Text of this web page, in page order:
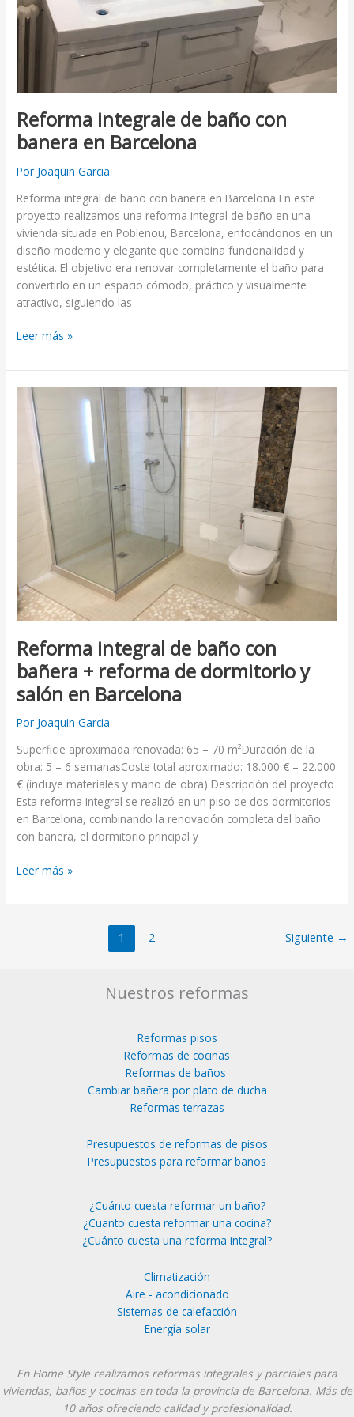
Reforma integrale de baño con
banera en Barcelona
Por Joaquin Garcia
Reforma integral de baño con bañera en Barcelona En este
proyecto realizamos una reforma integral de baño en una
vivienda situada en Poblenou, Barcelona, enfocándonos en un
diseño moderno y elegante que combina funcionalidad y
estética. El objetivo era renovar completamente el baño para
convertirlo en un espacio cómodo, práctico y visualmente
atractivo, siguiendo las
Leer más »
Reforma integral de baño con
bañera + reforma de dormitorio y
salón en Barcelona
Por Joaquin Garcia
Superficie aproximada renovada: 65 – 70 m²Duración de la
obra: 5 – 6 semanasCoste total aproximado: 18.000 € – 22.000
€ (incluye materiales y mano de obra) Descripción del proyecto
Esta reforma integral se realizó en un piso de dos dormitorios
en Barcelona, combinando la renovación completa del baño
con bañera, el dormitorio principal y
Reforma
integral
baño
bañera
reforma
dormitorio
salón
en
Barcelona
Leer más »
1 2 Siguiente →
Nuestros reformas
Reformas pisos
Reformas de cocinas
Reformas de baños
Cambiar bañera por plato de ducha
Reformas terrazas
Presupuestos de reformas de pisos
Presupuestos para reformar baños
¿Cuánto cuesta reformar un baño?
¿Cuanto cuesta reformar una cocina?
¿Cuánto cuesta una reforma integral?
Climatización
Aire - acondicionado
Sistemas de calefacción
Energía solar
En Home Style realizamos reformas integrales y parciales para
viviendas, baños y cocinas en toda la provincia de Barcelona. Más de
10 años ofreciendo calidad y profesionalidad.
Instagram
YouTube